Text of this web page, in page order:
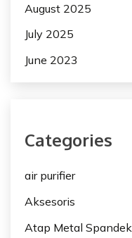
August 2025
July 2025
June 2023
Categories
air purifier
Aksesoris
Atap Metal Spandek